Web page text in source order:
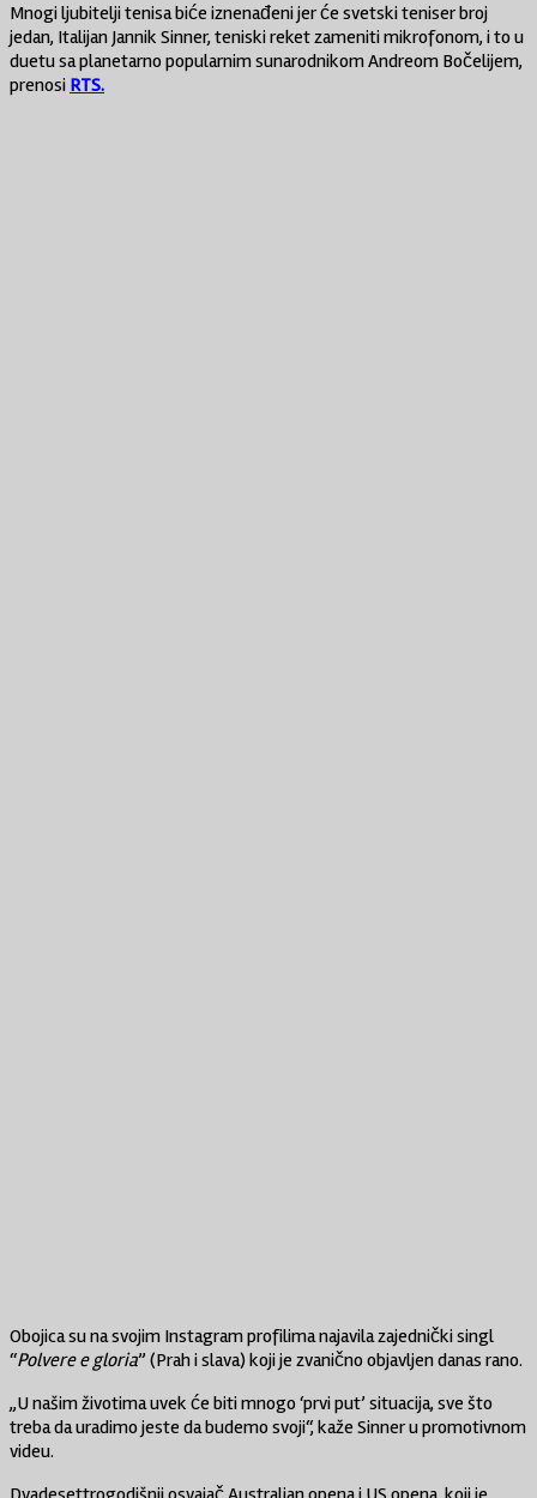
Mnogi ljubitelji tenisa biće iznenađeni jer će svetski teniser broj
jedan, Italijan Jannik Sinner, teniski reket zameniti mikrofonom, i to u
duetu sa planetarno popularnim sunarodnikom Andreom Bočelijem,
prenosi RTS.
Obojica su na svojim Instagram profilima najavila zajednički singl
“Polvere e gloria” (Prah i slava) koji je zvanično objavljen danas rano.
„U našim životima uvek će biti mnogo ‘prvi put’ situacija, sve što
treba da uradimo jeste da budemo svoji“, kaže Sinner u promotivnom
videu.